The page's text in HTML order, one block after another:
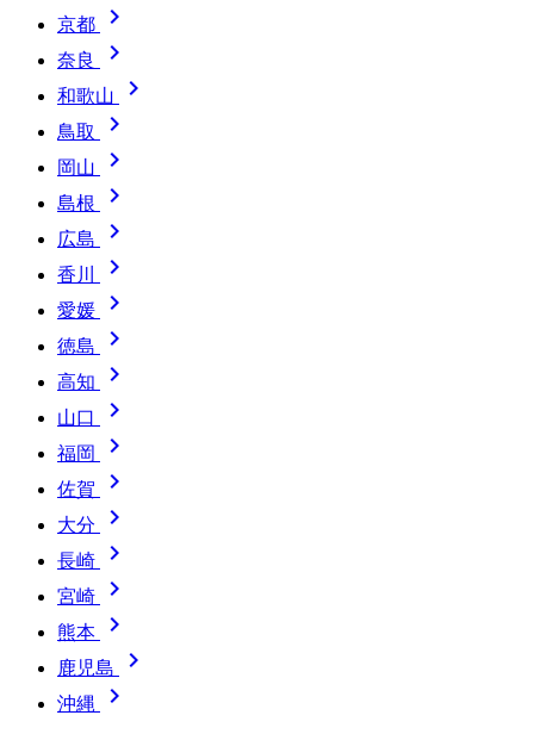
京都 
奈良 
和歌山 
鳥取 
岡山 
島根 
広島 
香川 
愛媛 
徳島 
高知 
山口 
福岡 
佐賀 
大分 
長崎 
宮崎 
熊本 
鹿児島 
沖縄
